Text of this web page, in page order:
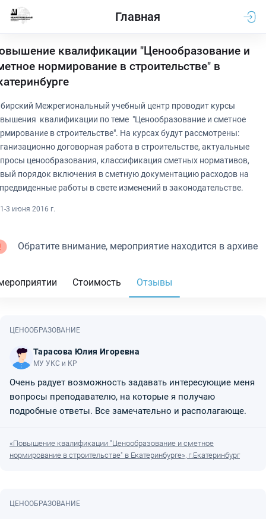
Главная
квалификации "Ценообразование и
нормирование в строительстве" в
Межрегиональный учебный центр проводит курсы
квалификации по теме "Ценообразование и сметное
в строительстве". На курсах будут рассмотрены:
договорная работа в строительстве, актуальные
ценообразования, классификация сметных нормативов,
порядок включения в сметную документацию расходов на
работы в свете изменений в законодательстве.
1-3 июня 2016 г.
Обратите внимание, мероприятие находится в архиве
Стоимость Отзывы
ЦЕНООБРАЗОВАНИЕ
Тарасова Юлия Игоревна
МУ УКС и КР
Очень радует возможность задавать интересующие меня
вопросы преподавателю, на которые я получаю
подробные ответы. Все замечательно и располагающе.
«Повышение квалификации "Ценообразование и сметное
нормирование в строительстве" в Екатеринбурге», г.Екатеринбург
ЦЕНООБРАЗОВАНИЕ